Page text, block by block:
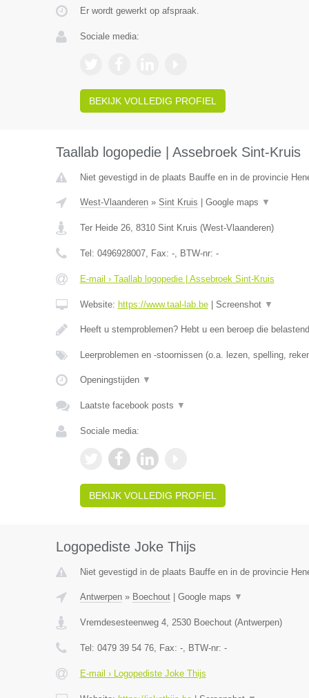
Er wordt gewerkt op afspraak.
Sociale media:
BEKIJK VOLLEDIG PROFIEL
Taallab logopedie | Assebroek Sint-Kruis
Niet gevestigd in de plaats Bauffe en in de provincie
West-Vlaanderen» Sint Kruis Google maps ▼
Ter Heide 26, 8310 Sint Kruis (West-Vlaanderen)
Tel: 0496928007, Fax: -, BTW-nr: -
E-mail › Taallab logopedie | Assebroek Sint-Kruis
Website: https://www.taal-lab.be| Screenshot ▼
Heeft u stemproblemen? Hebt u een beroep die
Leerproblemen en -stoornissen (o.a. lezen, spelling,
Openingstijden ▼
Laatste facebook posts ▼
Sociale media:
BEKIJK VOLLEDIG PROFIEL
Logopediste Joke Thijs
Niet gevestigd in de plaats Bauffe en in de provincie
Antwerpen» Boechout| Google maps ▼
Vremdesesteenweg 4, 2530 Boechout(Antwerpen)
Tel: 0479 39 54 76, Fax: -, BTW-nr: -
E-mail › Logopediste Joke Thijs